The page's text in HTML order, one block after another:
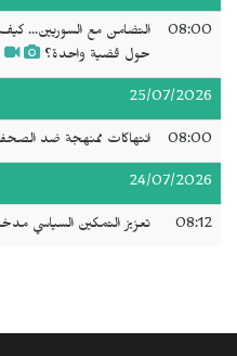
08:00
التضامن مع السوريين...
حول قضية واحدة؟
25/07/2026
08:00 انتهاكات ممنهجة ضد
24/07/2026
08:12 تعزيز التمكين السياسي